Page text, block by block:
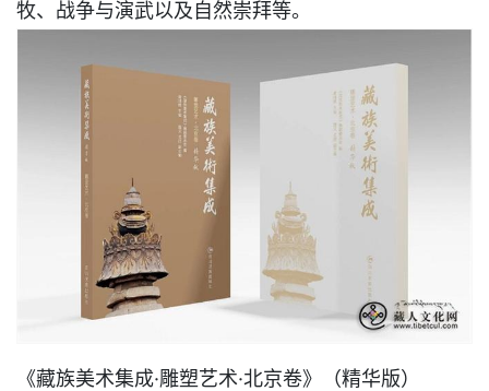
牧、战争与演武以及自然崇拜等。
《藏族美术集成·雕塑艺术·北京卷》（精华版）